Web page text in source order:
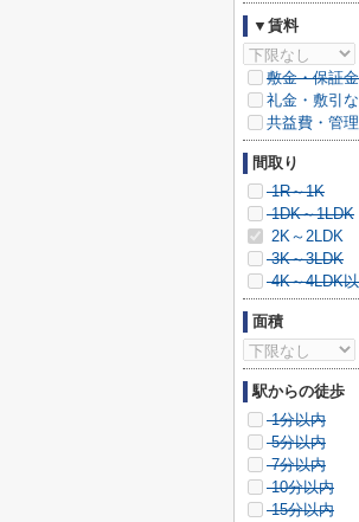
▼賃料
敷金・保証
礼金・敷引
共益費・管
間取り
1R～1K
1DK～1LDK
2K～2LDK
3K～3LDK
4K～4LDK
面積
駅からの徒歩
1分以内
5分以内
7分以内
10分以内
15分以内